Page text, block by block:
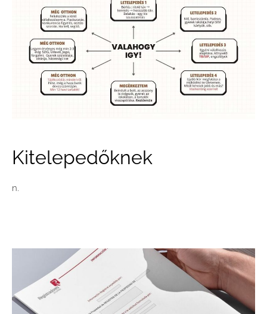
Kitelepedőknek
n.